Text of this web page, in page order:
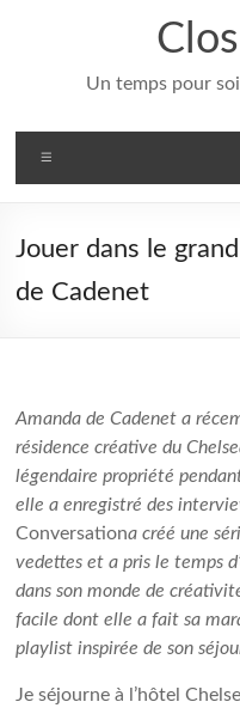
Un temps pour
Jouer dans le
de Cadenet
Amanda de Cadenet a
résidence créative du
légendaire propriété
elle a enregistré des
Conversationa créé une
vedettes et a pris le temps
dans son monde de
facile dont elle a fait sa
playlist inspirée de son
Je séjourne à l’hôtel